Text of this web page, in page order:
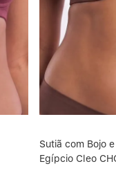
Sutiã com Bojo
Egípcio Cleo